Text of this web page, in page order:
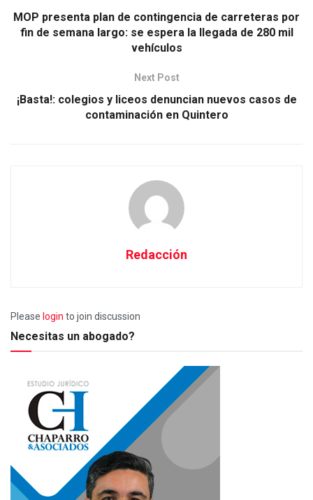
MOP presenta plan de contingencia de carreteras por
fin de semana largo: se espera la llegada de 280 mil
vehículos
Next Post
¡Basta!: colegios y liceos denuncian nuevos casos de
contaminación en Quintero
Redacción
Please login to join discussion
Necesitas un abogado?